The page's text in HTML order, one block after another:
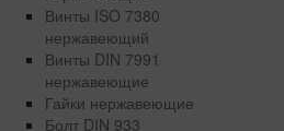
Винты ISO 7380
нержавеющий
Винты DIN 7991
нержавеющие
Гайки нержавеющие
Болт DIN 933